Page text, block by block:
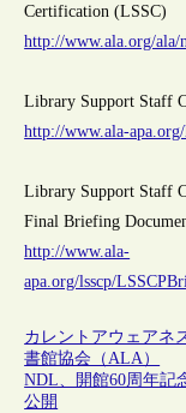
Certification (LSSC)
http://www.ala.org/ala/
Library Support Staff
http://www.ala-
Library Support Staff
Final Briefing
http://www.ala-
apa.org/lsscp/
カレントアウェアネ
書館協会（ALA）
NDL、開館60周年記
公開